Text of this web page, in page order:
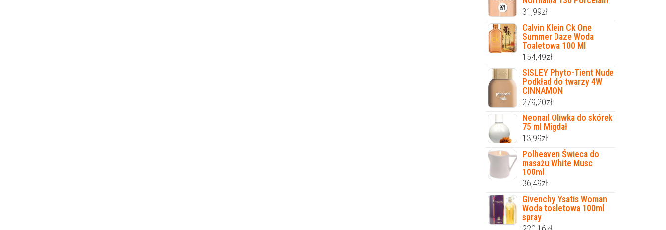
31,99zł
Calvin Klein Ck One
Summer Daze Woda
Toaletowa 100 Ml
154,49zł
SISLEY Phyto-Tient Nude
Podkład do twarzy 4W
CINNAMON
279,20zł
Neonail Oliwka do skórek
75 ml Migdał
13,99zł
Polheaven Świeca do
masażu White Musc
100ml
36,49zł
Givenchy Ysatis Woman
Woda toaletowa 100ml
spray